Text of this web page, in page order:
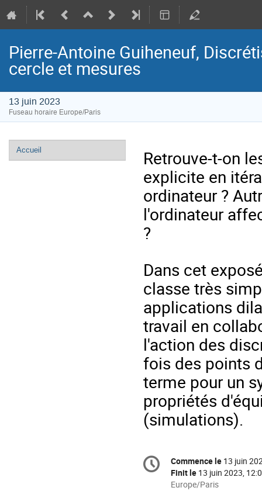
Pierre-Antoine Guiheneuf,
cercle et mesures
13 juin 2023
Fuseau horaire Europe/Paris
Menu
de
Accueil
Retrouve-t-on
explicite en
ordinateur ?
l'ordinateur
?
Dans cet
classe très
applications
travail en
l'action des
fois des points
terme pour un
propriétés
(simulations).
Information
de
Date/Heure
Commence le 13 juin
Finit le 13 juin 2023,
Toutes
Europe/Paris